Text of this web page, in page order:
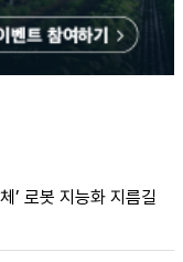
’ 로봇 지능화 지름길